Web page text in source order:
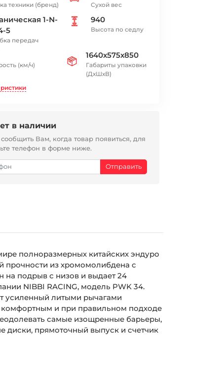
техники (бренд) Сухой вес
1-N-
5
передач
940
Высота по седлу
(км/ч)
1640х575х850
Габариты упаковки
(ДхШхВ)
в наличии
Вам, когда товар появиться, для
телефон в форме ниже.
полноразмерных китайских эндуро
из хромомолибдена с
подрыв с низов и выдает 24
NIBBI RACING, модель PWK 34.
усиленный литыми рычагами
комфортным и при правильном подходе
самые изощренные барьеры,
диски, прямоточный выпуск и счетчик